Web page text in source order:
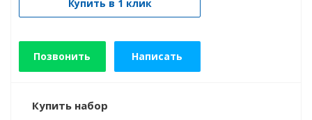
Купить в 1 клик
Позвонить Написать
Купить набор